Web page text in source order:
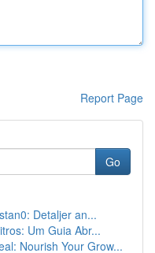
Report Page
Go
Detaljer an...
Um Guia Abr...
Nourish Your Grow...